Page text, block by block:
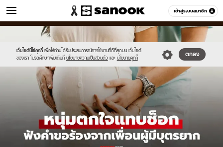
เข้าสู่ระบบสมาชิก
ข่าว หมวดอื่นๆ
เว็บไซต์นี้ใช้คุกกี้ เพื่อให้ท่านได้รับประสบการณ์การใช้งานที่ดีที่สุดบน เว็บไซต์
ของเรา โปรดศึกษาเพิ่มเติมที่ นโยบายความเป็นส่วนตัว และ นโยบายคุกกี้
ตกลง
//s.isanook.com/sr/0/images/logo-
sanook.png
//s.isanook.com/ns/0/ud/1964/9824162/new-
thumbnail1200x720_v2.jpg